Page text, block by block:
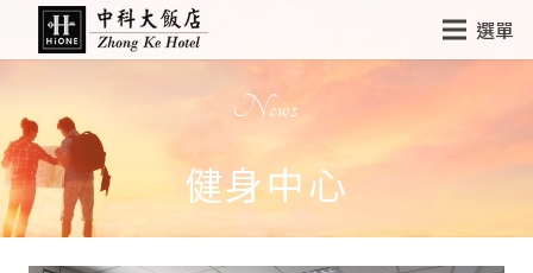
選單
News
健身中心